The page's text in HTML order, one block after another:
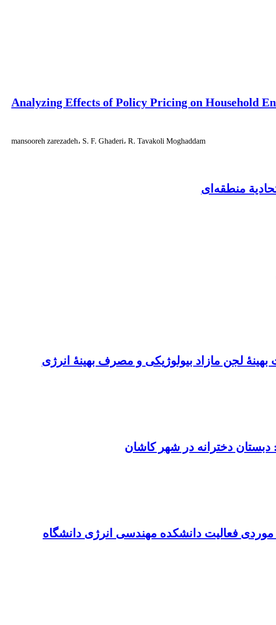
Analyzing Effects of Policy Pricing on Household
mansooreh zarezadeh، S. F. Ghaderi، R. Tavakoli Moghaddam
منطقه‌ای
بهینۀ لجن مازاد بیولوژیکی و مصرف بهینۀ انرژی
دخترانه در شهر کاشان
فعالیت دانشکده مهندسی انرژی دانشگاه